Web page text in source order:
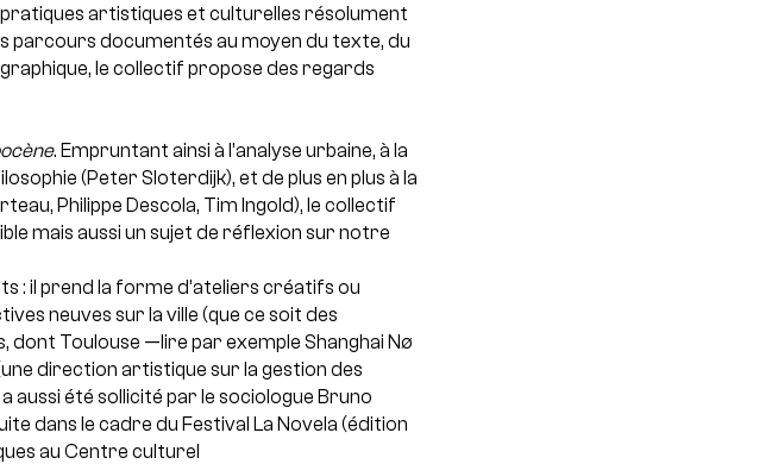
artistiques et culturelles résolument
parcours documentés au moyen du texte, du
le collectif propose des regards
. Empruntant ainsi à l’analyse urbaine, à la
(Peter Sloterdijk), et de plus en plus à la
Philippe Descola, Tim Ingold), le collectif
mais aussi un sujet de réflexion sur notre
: il prend la forme d’ateliers créatifs ou
neuves sur la ville (que ce soit des
dont Toulouse —lire par exemple Shanghai Nø
direction artistique sur la gestion des
aussi été sollicité par le sociologue Bruno
dans le cadre du Festival La Novela (édition
au Centre culturel